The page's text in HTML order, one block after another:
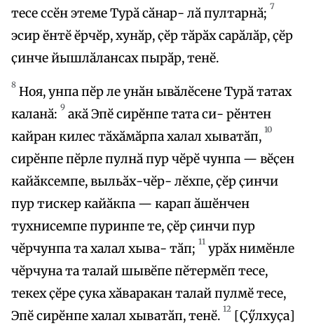
тесе ссӗн этеме Турӑ сӑнар- лӑ пултарнӑ; 7
эсир ӗнтӗ ӗрчӗр, хунӑр, ҫӗр тӑрӑх сарӑлӑр, ҫӗр
ҫинче йышлӑлансах пырӑр, тенӗ.
8 Ноя, унпа пӗр ле унӑн ывӑлӗсене Турӑ татах
каланӑ: 9 акӑ Эпӗ сирӗнпе тата си- рӗнтен
кайран килес тӑхӑмӑрпа халал хыватӑп, 10
сирӗнпе пӗрле пулнӑ пур чӗрӗ чунпа — вӗҫен
кайӑксемпе, выльӑх-чӗр- лӗхпе, ҫӗр ҫинчи
пур тискер кайӑкпа — карап ӑшӗнчен
тухнисемпе пуринпе те, ҫӗр ҫинчи пур
чӗрчунпа та халал хыва- тӑп; 11 урӑх нимӗнле
чӗрчуна та талай шывӗпе пӗтермӗп тесе,
текех ҫӗре ҫука хӑваракан талай пулмӗ тесе,
Эпӗ сирӗнпе халал хыватӑп, тенӗ. 12 [Ҫӳлхуҫа]